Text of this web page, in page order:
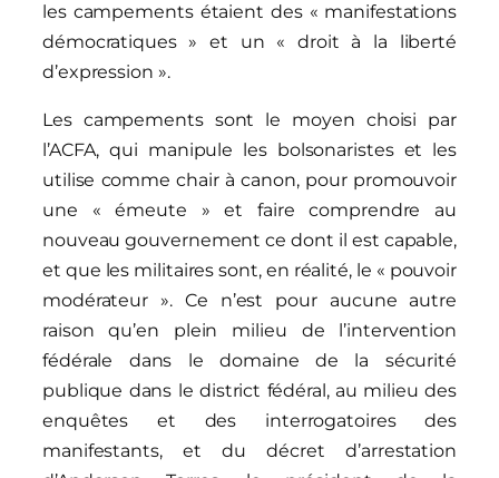
les campements étaient des « manifestations
démocratiques » et un « droit à la liberté
d’expression ».
Les campements sont le moyen choisi par
l’ACFA, qui manipule les bolsonaristes et les
utilise comme chair à canon, pour promouvoir
une « émeute » et faire comprendre au
nouveau gouvernement ce dont il est capable,
et que les militaires sont, en réalité, le « pouvoir
modérateur ». Ce n’est pour aucune autre
raison qu’en plein milieu de l’intervention
fédérale dans le domaine de la sécurité
publique dans le district fédéral, au milieu des
enquêtes et des interrogatoires des
manifestants, et du décret d’arrestation